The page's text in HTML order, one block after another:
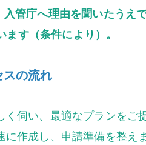
管庁へ理由を聞いたうえ
ます（条件により）。
スの流れ
く伺い、最適なプランをご
に作成し、申請準備を整え